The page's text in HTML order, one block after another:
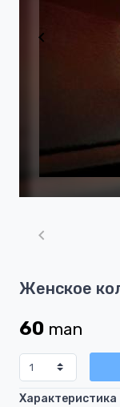
1
1
Женское
60 man
Характеристика